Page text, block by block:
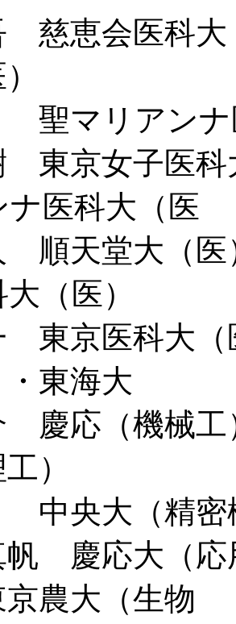
慈恵会医科大
アンナ医
東京女子医科
ナ医科大（医
順天堂大（医
（医）
東京医科大（
）・東
慶応（機械工
）
（精密機
帆 慶応大（応
農大（生物